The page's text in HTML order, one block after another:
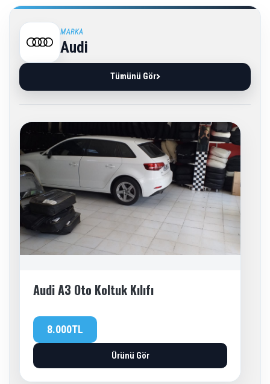
MARKA
Audi
Tümünü Gör
Audi A3 Oto Koltuk Kılıfı
8.000TL
Ürünü Gör